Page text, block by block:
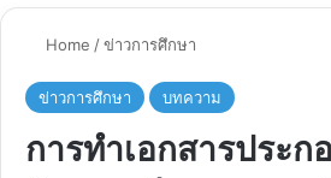
Home /ข่าวการศึกษา
ข่าวการศึกษา บทความ
การทำเอกสารประก